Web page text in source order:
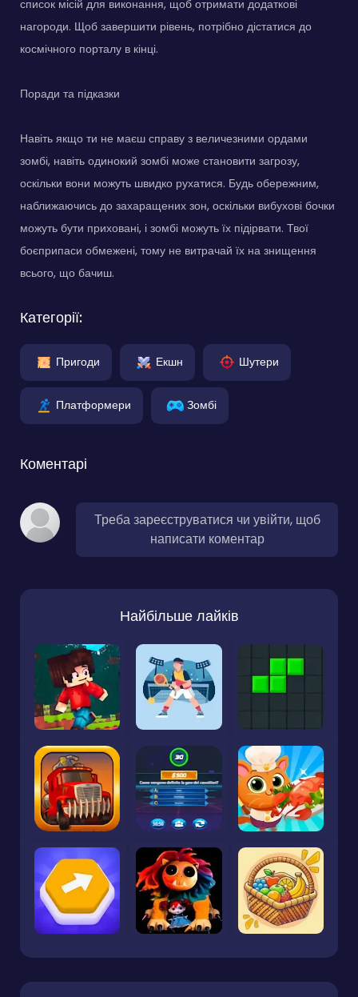
список місій для виконання, щоб отримати додаткові
нагороди. Щоб завершити рівень, потрібно дістатися до
космічного порталу в кінці.
Поради та підказки
Навіть якщо ти не маєш справу з величезними ордами
зомбі, навіть одинокий зомбі може становити загрозу,
оскільки вони можуть швидко рухатися. Будь обережним,
наближаючись до захаращених зон, оскільки вибухові бочки
можуть бути приховані, і зомбі можуть їх підірвати. Твої
боєприпаси обмежені, тому не витрачай їх на знищення
всього, що бачиш.
Категорії:
Пригоди Екшн Шутери
Платформери Зомбі
Коментарі
Треба зареєструватися чи увійти, щоб
написати коментар
Найбільше лайків